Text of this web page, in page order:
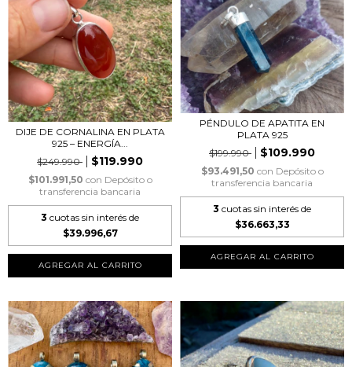
DIJE DE CORNALINA EN PLATA
925 – ENERGÍA...
$249.990
$119.990
$101.991,50 con Depósito o
transferencia bancaria
3 cuotas sin interés de
$39.996,67
PÉNDULO DE APATITA EN
PLATA 925
$199.990
$109.990
$93.491,50 con Depósito o
transferencia bancaria
3 cuotas sin interés de
$36.663,33